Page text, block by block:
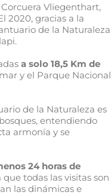
Vliegenthart,
2020, gracias a la
de la Naturaleza
a solo 18,5 Km de
y el Parque Nacional
de la Naturaleza es
entendiendo
armonía y se
24 horas de
que todas las visitas son
las dinámicas e